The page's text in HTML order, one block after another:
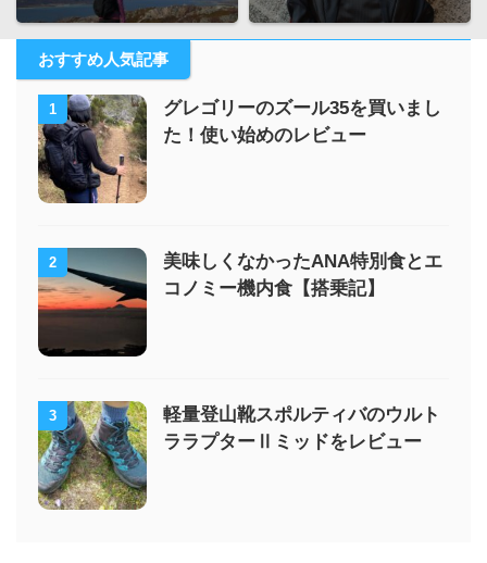
おすすめ人気記事
1
グレゴリーのズール35を買いまし
た！使い始めのレビュー
2
美味しくなかったANA特別食とエ
コノミー機内食【搭乗記】
3
軽量登山靴スポルティバのウルト
ララプターⅡミッドをレビュー